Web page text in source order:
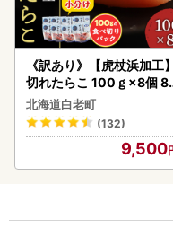
《訳あり》【虎杖浜加工】
切れたらこ 100ｇ×8個
0g AK081
北海道白老町
(132)
9,500